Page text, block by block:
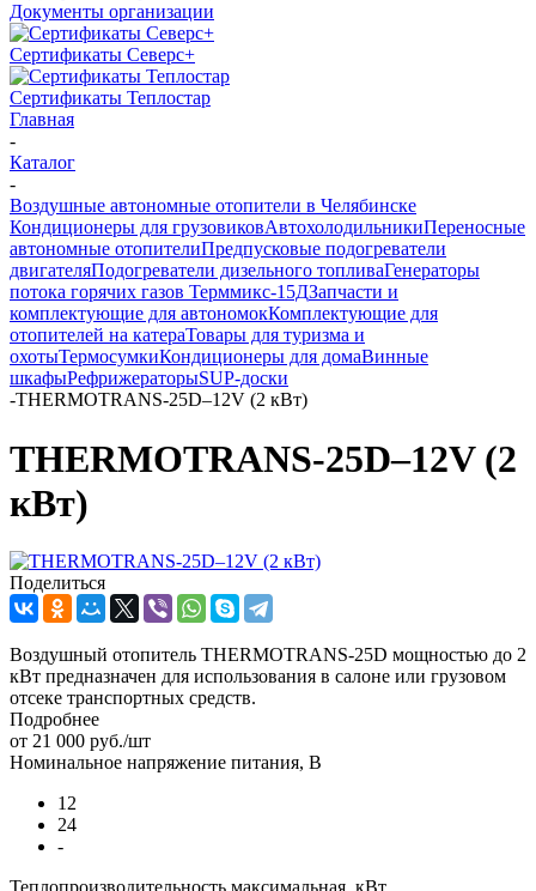
Документы организации
Сертификаты Северс+
Сертификаты Теплостар
Главная
-
Каталог
-
Воздушные автономные отопители в Челябинске
Кондиционеры для грузовиковАвтохолодильникиПереносные
автономные отопителиПредпусковые подогреватели
двигателяПодогреватели дизельного топливаГенераторы
потока горячих газов Терммикс-15ДЗапчасти и
комплектующие для автономокКомплектующие для
отопителей на катераТовары для туризма и
охотыТермосумкиКондиционеры для домаВинные
шкафыРефрижераторыSUP-доски
-THERMOTRANS-25D–12V (2 кВт)
THERMOTRANS-25D–12V (2
кВт)
Поделиться
Воздушный отопитель THERMOTRANS-25D мощностью до 2
кВт предназначен для использования в салоне или грузовом
отсеке транспортных средств.
Подробнее
от 21 000 руб./шт
Номинальное напряжение питания, В
12
24
-